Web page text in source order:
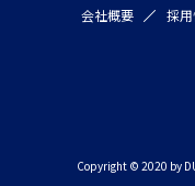
会社概要
採
Copyright © 2020 by